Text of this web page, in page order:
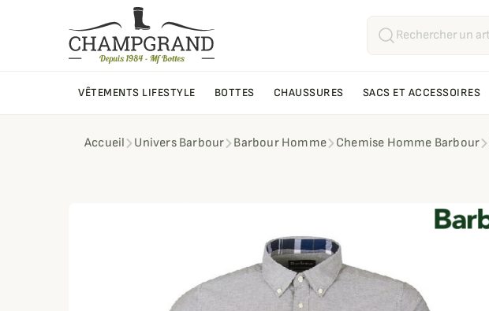
VÊTEMENTS LIFESTYLE BOTTES CHAUSSURES SACS ET ACCESSOIRES
Accueil Univers Barbour Barbour Homme Chemise Homme Barbour